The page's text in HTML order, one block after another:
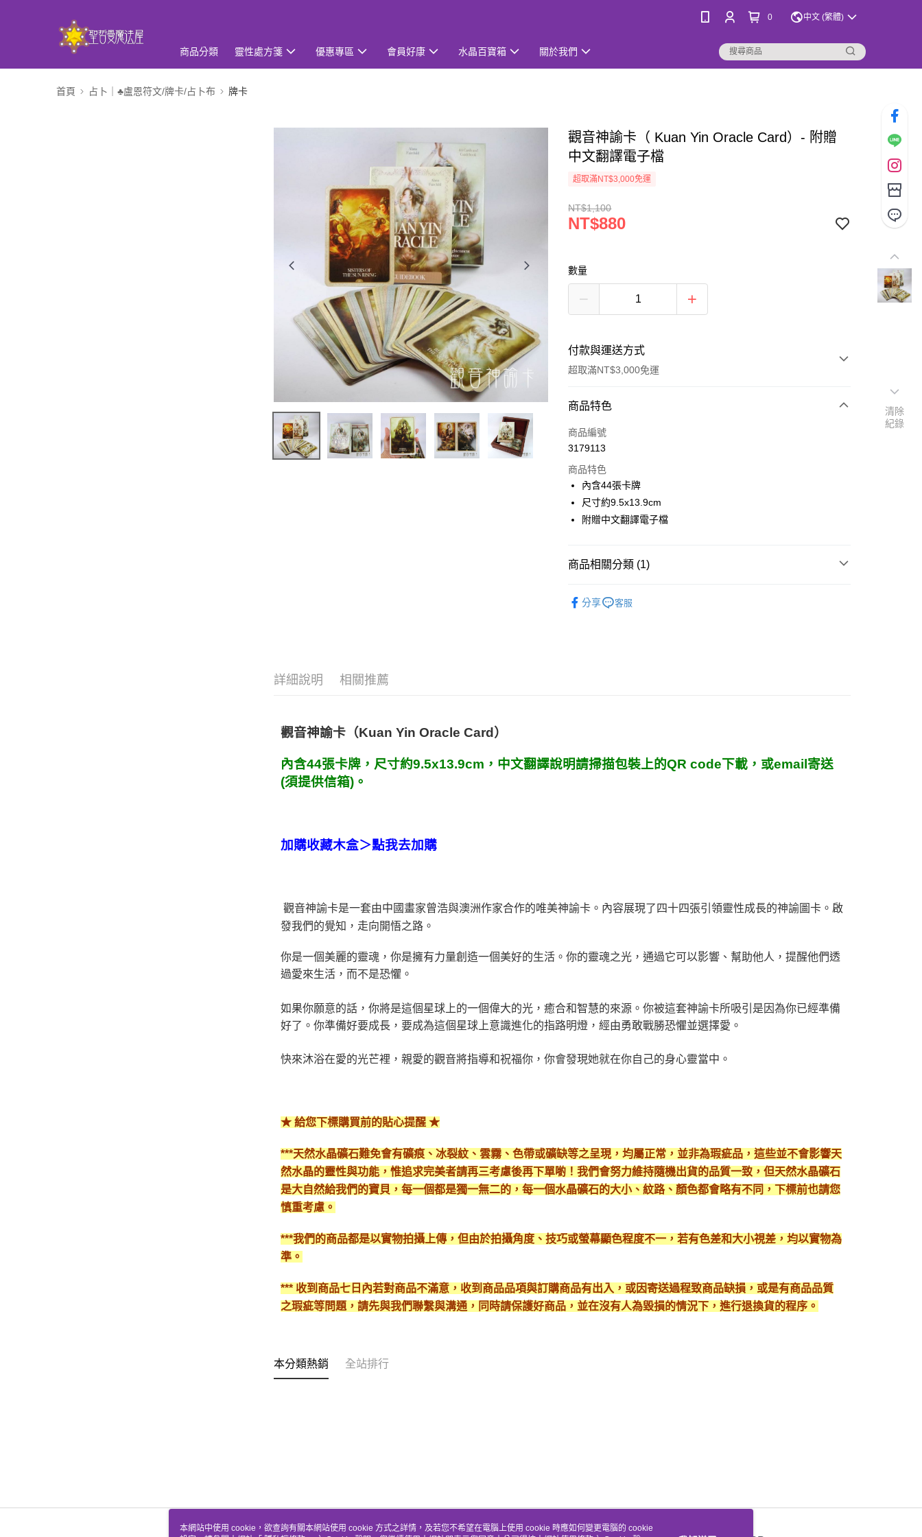
0 中文 (繁體)
商品分類 靈性處方箋 優惠專區 會員好康 水晶百寶箱 關於我們
首頁 占卜｜♣盧恩符文/牌卡/占卜布 牌卡
觀音神諭卡（ Kuan Yin Oracle Card）- 附贈
中文翻譯電子檔
超取滿NT$3,000免運
NT$1,100
NT$880
數量
付款與運送方式
超取滿NT$3,000免運
付款方式
信用卡一次付款
LINE Pay
Apple Pay
悠遊付
每筆NT$80，滿NT$3,000(含以上)免運費
商品特色
商品編號
3179113
商品特色
內含44張卡牌
尺寸約9.5x13.9cm
附贈中文翻譯電子檔
商品相關分類 (1)
分享
客服
詳細說明 相關推薦
觀音神諭卡 （Kuan Yin Oracle Card ）
內含44張卡牌，尺寸約9.5x13.9cm ，中文翻譯說明請掃描包裝上的QR code下載，或email寄送
(須提供信箱)。
加購收藏木盒＞點我去加購
觀音神諭卡是一套由中國畫家曾浩與澳洲作家合作的唯美神諭卡。內容展現了四十四張引領靈性成長的神諭圖卡。啟
發我們的覺知，走向開悟之路。
你是一個美麗的靈魂，你是擁有力量創造一個美好的生活。你的靈魂之光，通過它可以影響、幫助他人，提醒他們透
過愛來生活，而不是恐懼。
如果你願意的話，你將是這個星球上的一個偉大的光，癒合和智慧的來源。你被這套神諭卡所吸引是因為你已經準備
好了。你準備好要成長，要成為這個星球上意識進化的指路明燈，經由勇敢戰勝恐懼並選擇愛。
快來沐浴在愛的光芒裡，親愛的觀音將指導和祝福你，你會發現她就在你自己的身心靈當中。
★ 給您下標購買前的貼心提醒 ★
***天然水晶礦石難免會有礦痕、冰裂紋、雲霧、色帶或礦缺等之呈現，均屬正常，並非為瑕疵品，這些並不會影響天
然水晶的靈性與功能，惟追求完美者請再三考慮後再下單喲！我們會努力維持隨機出貨的品質一致，但天然水晶礦石
是大自然給我們的寶貝，每一個都是獨一無二的，每一個水晶礦石的大小、紋路、顏色都會略有不同，下標前也請您
慎重考慮。
***我們的商品都是以實物拍攝上傳，但由於拍攝角度、技巧或螢幕顯色程度不一，若有色差和大小視差，均以實物為
準。
*** 收到商品七日內若對商品不滿意，收到商品品項與訂購商品有出入，或因寄送過程致商品缺損，或是有商品品質
之瑕疵等問題，請先與我們聯繫與溝通，同時請保護好商品，並在沒有人為毀損的情況下，進行退換貨的程序。
本分類熱銷 全站排行
清除
紀錄
本網站中使用 cookie，欲查詢有關本網站使用 cookie 方式之詳情，及若您不希望在電腦上使用 cookie 時應如何變更電腦的 cookie